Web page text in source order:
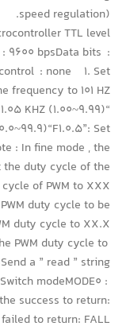
speed regulation).
TTL level
9600 bpsData bits :
: none 1. Set
frequency to 101 HZ
KHZ (1.00~9.99)“
Set
: In fine mode , the
duty cycle of the
of PWM to XXX
duty cycle to be
duty cycle to XX.X
PWM duty cycle to
a ” read ” string
modeMODE0 :
success to return:
to return: FALL .